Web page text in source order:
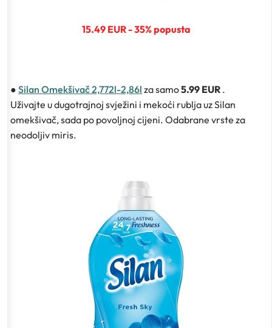
15.49 EUR - 35% popusta
● Silan Omekšivač 2,772l-2,86l za samo5.99 EUR .
Uživajte u dugotrajnoj svježini i mekoći rublja uz Silan
omekšivač, sada po povoljnoj cijeni. Odabrane vrste za
neodoljiv miris.